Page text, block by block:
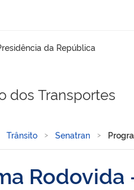
de navegação
dos Transportes
Trânsito Senatran